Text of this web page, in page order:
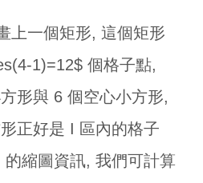
上一個矩形, 這個矩形
1)=12$ 個格子點,
形與 6 個空心小方形,
正好是 I 區內的格子
縮圖資訊, 我們可計算